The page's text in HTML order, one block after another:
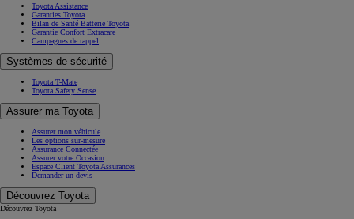
Toyota Assistance
Garanties Toyota
Bilan de Santé Batterie Toyota
Garantie Confort Extracare
Campagnes de rappel
Systèmes de sécurité
Toyota T-Mate
Toyota Safety Sense
Assurer ma Toyota
Assurer mon véhicule
Les options sur-mesure
Assurance Connectée
Assurer votre Occasion
Espace Client Toyota Assurances
Demander un devis
Découvrez Toyota
Découvrez Toyota